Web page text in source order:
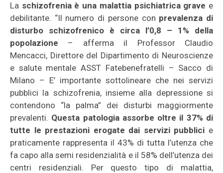
La schizofrenia è una malattia psichiatrica grave e
debilitante. “Il numero di persone con prevalenza di
disturbo schizofrenico è circa l’0,8 – 1% della
popolazione – afferma il Professor Claudio
Mencacci, Direttore del Dipartimento di Neuroscienze
e salute mentale ASST Fatebenefratelli – Sacco di
Milano – E’ importante sottolineare che nei servizi
pubblici la schizofrenia, insieme alla depressione si
contendono “la palma” dei disturbi maggiormente
prevalenti. Questa patologia assorbe oltre il 37% di
tutte le prestazioni erogate dai servizi pubblici e
praticamente rappresenta il 43% di tutta l’utenza che
fa capo alla semi residenzialità e il 58% dell’utenza dei
centri residenziali. Per questo tipo di malattia,